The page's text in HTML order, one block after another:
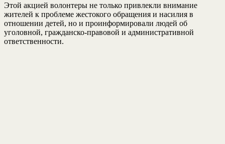
Этой акцией волонтеры не только привлекли внимание
жителей к проблеме жестокого обращения и насилия в
отношении детей, но и проинформировали людей об
уголовной, гражданско-правовой и административной
ответственности.